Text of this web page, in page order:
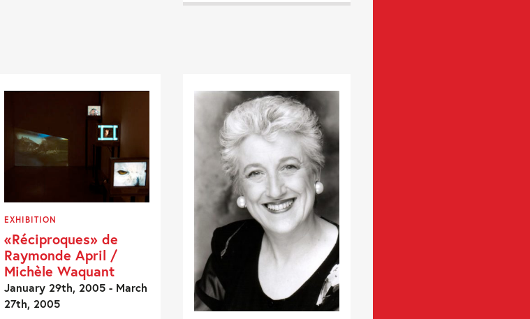
EXHIBITION
«Réciproques» de
Raymonde April /
Michèle Waquant
January 29th, 2005 - March
27th, 2005